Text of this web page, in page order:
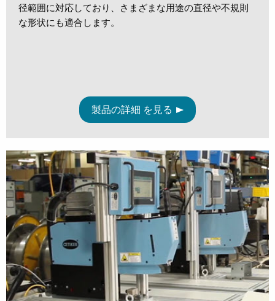
径範囲に対応しており、さまざまな用途の直径や不規則
な形状にも適合します。
製品の詳細 を見る